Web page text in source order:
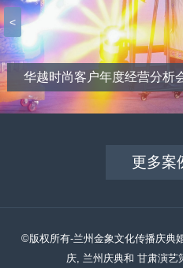
华越时尚客户年度经营分析
<
更多案
©版权所有-兰州金象文化传播庆典
庆, 兰州庆典和 甘肃演艺